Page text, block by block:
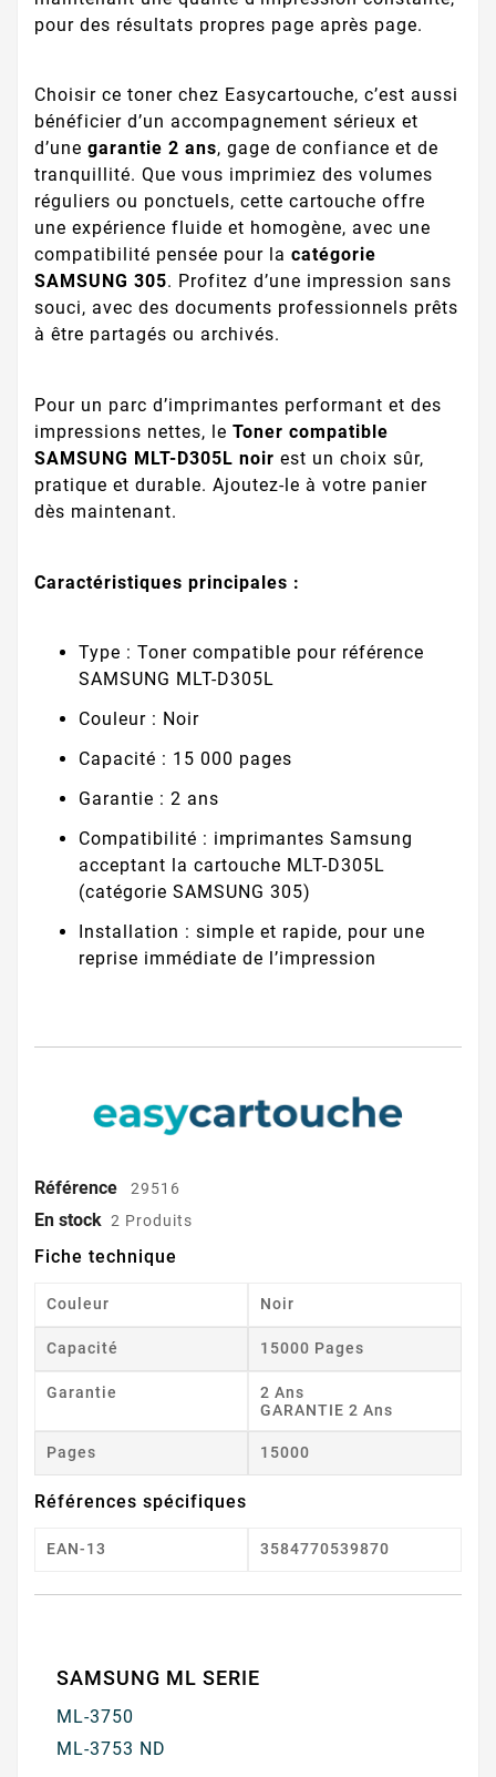
pour des résultats propres page après page.
Choisir ce toner chez Easycartouche, c’est aussi
bénéficier d’un accompagnement sérieux et
d’une garantie 2 ans, gage de confiance et de
tranquillité. Que vous imprimiez des volumes
réguliers ou ponctuels, cette cartouche offre
une expérience fluide et homogène, avec une
compatibilité pensée pour la catégorie
SAMSUNG 305. Profitez d’une impression sans
souci, avec des documents professionnels prêts
à être partagés ou archivés.
Pour un parc d’imprimantes performant et des
impressions nettes, le Toner compatible
SAMSUNG MLT-D305L noir est un choix sûr,
pratique et durable. Ajoutez-le à votre panier
dès maintenant.
Caractéristiques principales :
Type : Toner compatible pour référence
SAMSUNG MLT-D305L
Couleur : Noir
Capacité : 15 000 pages
Garantie : 2 ans
Compatibilité : imprimantes Samsung
acceptant la cartouche MLT-D305L
(catégorie SAMSUNG 305)
Installation : simple et rapide, pour une
reprise immédiate de l’impression
Référence 29516
En stock 2 Produits
Fiche technique
Couleur Noir
Capacité 15000 Pages
Garantie
2 Ans
GARANTIE 2 Ans
Pages 15000
Références spécifiques
EAN-13 3584770539870
SAMSUNG ML SERIE
ML-3750
ML-3753 ND